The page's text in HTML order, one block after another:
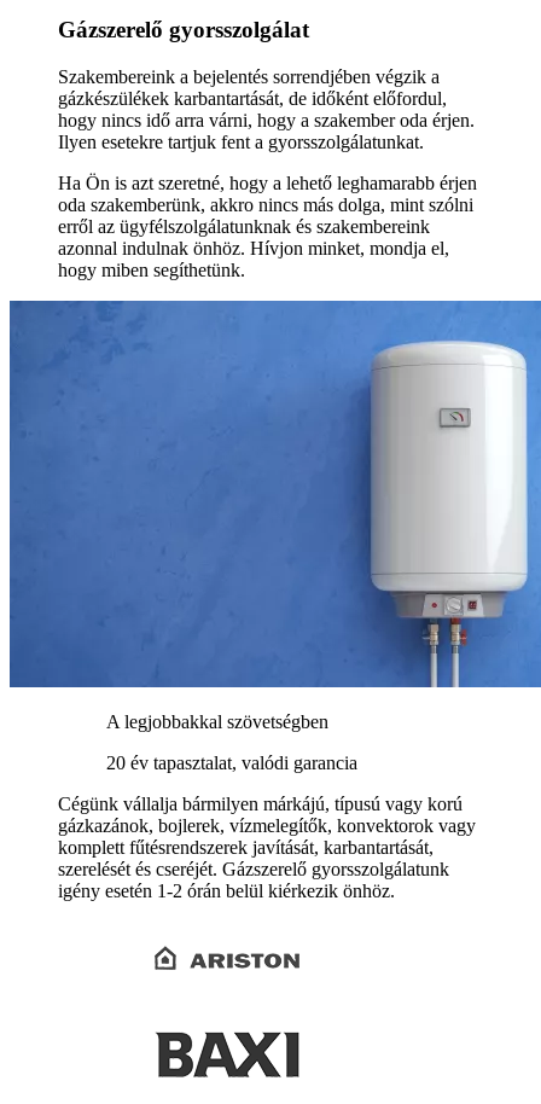
Gázszerelő gyorsszolgálat
Szakembereink a bejelentés sorrendjében végzik a
gázkészülékek karbantartását, de időként előfordul,
hogy nincs idő arra várni, hogy a szakember oda érjen.
Ilyen esetekre tartjuk fent a gyorsszolgálatunkat.
Ha Ön is azt szeretné, hogy a lehető leghamarabb érjen
oda szakemberünk, akkro nincs más dolga, mint szólni
erről az ügyfélszolgálatunknak és szakembereink
azonnal indulnak önhöz. Hívjon minket, mondja el,
hogy miben segíthetünk.
A legjobbakkal szövetségben
20 év tapasztalat, valódi garancia
Cégünk vállalja bármilyen márkájú, típusú vagy korú
gázkazánok, bojlerek, vízmelegítők, konvektorok vagy
komplett fűtésrendszerek javítását, karbantartását,
szerelését és cseréjét. Gázszerelő gyorsszolgálatunk
igény esetén 1-2 órán belül kiérkezik önhöz.